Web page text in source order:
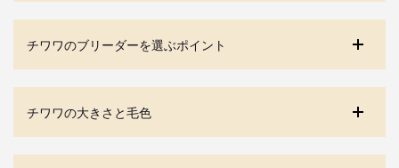
チワワのブリーダーを選ぶポイント
チワワの大きさと毛色